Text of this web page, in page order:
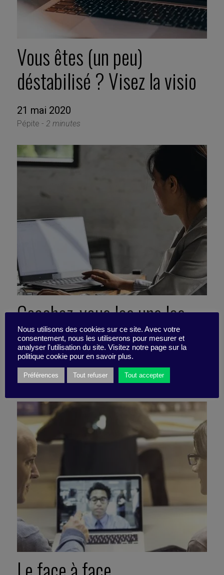
Vous êtes (un peu)
déstabilisé ? Visez la visio
21 mai 2020
Pépite - 2 minutes
Coachez-vous les uns les
autres !
7 mai 2020
Pépite -2 minutes
Nous utilisons des cookies sur ce site. Avec votre
consentement, nous les utiliserons pour mesurer et
analyser l'utilisation du site. Visitez notre page sur la
politique cookie pour en savoir plus.
Préférences Tout refuser Tout accepter